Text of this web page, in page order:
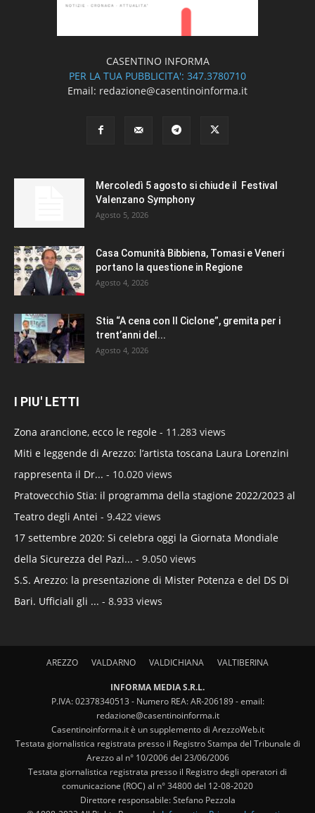
CASENTINO INFORMA
PER LA TUA PUBBLICITA': 347.3780710
Email: redazione@casentinoinforma.it
Mercoledì 5 agosto si chiude il Festival
Valenzano Symphony
Agosto 5, 2026
Casa Comunità Bibbiena, Tomasi e Veneri
portano la questione in Regione
Agosto 4, 2026
Stia “A cena con Il Ciclone”, gremita per i
trent’anni del...
Agosto 4, 2026
I PIU' LETTI
Zona arancione, ecco le regole - 11.283 views
Miti e leggende di Arezzo: l’artista toscana Laura Lorenzini
rappresenta il Dr... - 10.020 views
Pratovecchio Stia: il programma della stagione 2022/2023 al
Teatro degli Antei - 9.422 views
17 settembre 2020: Si celebra oggi la Giornata Mondiale
della Sicurezza del Pazi... - 9.050 views
S.S. Arezzo: la presentazione di Mister Potenza e del DS Di
Bari. Ufficiali gli ... - 8.933 views
AREZZO VALDARNO VALDICHIANA VALTIBERINA
INFORMA MEDIA S.R.L.
P.IVA: 02378340513 - Numero REA: AR-206189 - email:
redazione@casentinoinforma.it
Casentinoinforma.it è un supplemento di ArezzoWeb.it
Testata giornalistica registrata presso il Registro Stampa del Tribunale di
Arezzo al n° 10/2006 del 23/06/2006
Testata giornalistica registrata presso il Registro degli operatori di
comunicazione (ROC) al n° 34800 del 12-08-2020
Direttore responsabile: Stefano Pezzola